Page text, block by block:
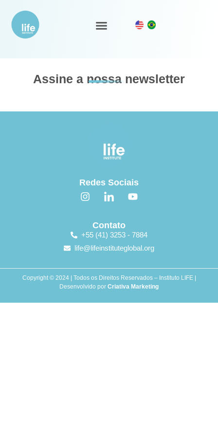
Energia e Biodiversidade
Assine a nossa newsletter
Redes Sociais
Contato
+55 (41) 3253 - 7884
life@lifeinstituteglobal.org
Copyright © 2024 | Todos os Direitos Reservados – Instituto LIFE |
Desenvolvido por Criativa Marketing